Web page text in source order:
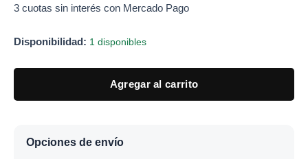
3 cuotas sin interés con Mercado Pago
Disponibilidad: 1 disponibles
Agregar al carrito
Opciones de envío